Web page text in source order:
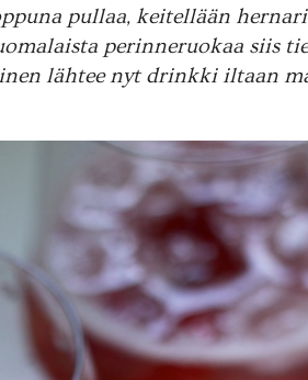
pullaa, keitellään
perinneruokaa siis
lähtee nyt drinkki iltaan